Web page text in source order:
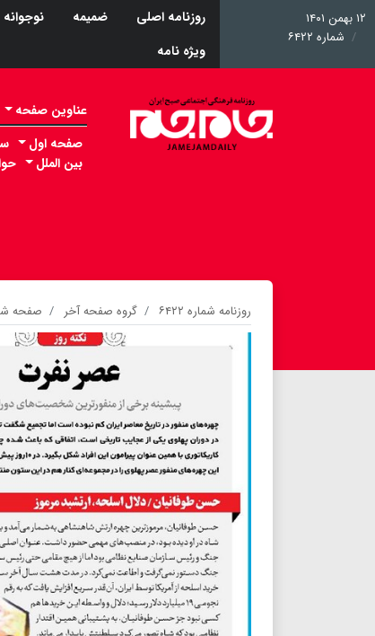
۱۲ بهمن ۱۴۰۱
شماره ۶۴۲۲
روزنامه اصلی ضمیمه نوجوانه
ویژه نامه
عناوین صفحه
صفحه اول
بین الملل
روزنامه شماره ۶۴۲۲ گروه صفحه آخر صفحه